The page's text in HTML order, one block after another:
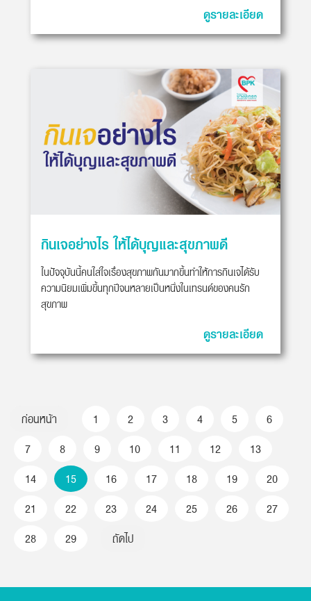
ดูรายละเอียด
กินเจอย่างไร ให้ได้บุญและสุขภาพดี
ในปัจจุบันนี้คนใส่ใจเรื่องสุขภาพกันมากขึ้นทำให้การกินเจได้รับ
ความนิยมเพิ่มขึ้นทุกปีจนหลายเป็นหนึ่งในเทรนด์ของคนรัก
สุขภาพ
ดูรายละเอียด
ก่อนหน้า 1 2 3 4 5
6
7
8 9 10 11 12
13
14
15 16 17 18 19
20
21
22 23 24 25 26
27
28
29 ถัดไป